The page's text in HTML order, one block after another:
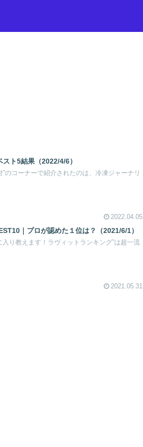
ト5結果（2022/4/6）
のコーナーで紹介されたのは、冷凍ジャーナリ
2022.04.05
｜プロが認めた１位は？（2021/6/1）
り教えます！ラヴィットランキング”は超一流
2021.05.31